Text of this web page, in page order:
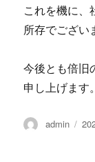
これを機に、
所存でござい
今後とも倍旧
申し上げます。
投
admin
投